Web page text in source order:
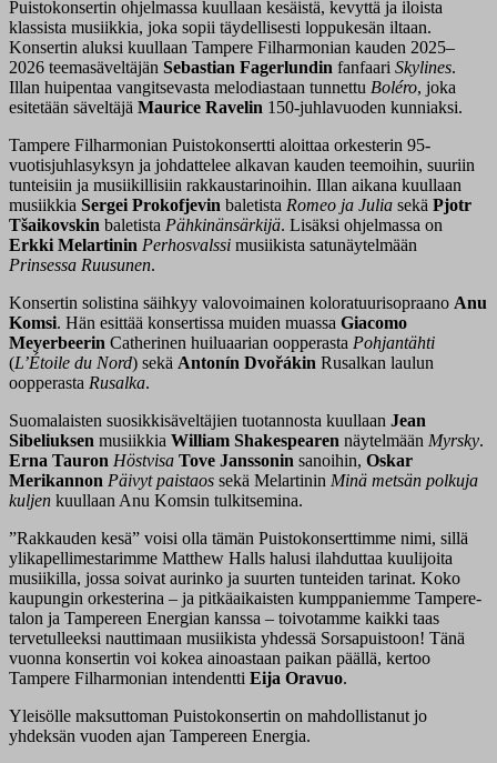
Puistokonsertin ohjelmassa kuullaan kesäistä, kevyttä ja iloista
klassista musiikkia, joka sopii täydellisesti loppukesän iltaan.
Konsertin aluksi kuullaan Tampere Filharmonian kauden 2025–
2026 teemasäveltäjän Sebastian Fagerlundin fanfaari Skylines.
Illan huipentaa vangitsevasta melodiastaan tunnettu Boléro, joka
esitetään säveltäjä Maurice Ravelin 150-juhlavuoden kunniaksi.
Tampere Filharmonian Puistokonsertti aloittaa orkesterin 95-
vuotisjuhlasyksyn ja johdattelee alkavan kauden teemoihin, suuriin
tunteisiin ja musiikillisiin rakkaustarinoihin. Illan aikana kuullaan
musiikkia Sergei Prokofjevin baletista Romeo ja Julia sekä Pjotr
Tšaikovskin baletista Pähkinänsärkijä. Lisäksi ohjelmassa on
Erkki Melartinin Perhosvalssi musiikista satunäytelmään
Prinsessa Ruusunen.
Konsertin solistina säihkyy valovoimainen koloratuurisopraano Anu
Komsi. Hän esittää konsertissa muiden muassa Giacomo
Meyerbeerin Catherinen huiluaarian oopperasta Pohjantähti
(L’Étoile du Nord) sekä Antonín Dvořákin Rusalkan laulun
oopperasta Rusalka.
Suomalaisten suosikkisäveltäjien tuotannosta kuullaan Jean
Sibeliuksen musiikkia William Shakespearen näytelmään Myrsky.
Erna Tauron Höstvisa Tove Janssonin sanoihin, Oskar
Merikannon Päivyt paistaos sekä Melartinin Minä metsän polkuja
kuljen kuullaan Anu Komsin tulkitsemina.
”Rakkauden kesä” voisi olla tämän Puistokonserttimme nimi, sillä
ylikapellimestarimme Matthew Halls halusi ilahduttaa kuulijoita
musiikilla, jossa soivat aurinko ja suurten tunteiden tarinat. Koko
kaupungin orkesterina – ja pitkäaikaisten kumppaniemme Tampere-
talon ja Tampereen Energian kanssa – toivotamme kaikki taas
tervetulleeksi nauttimaan musiikista yhdessä Sorsapuistoon! Tänä
vuonna konsertin voi kokea ainoastaan paikan päällä, kertoo
Tampere Filharmonian intendentti Eija Oravuo.
Yleisölle maksuttoman Puistokonsertin on mahdollistanut jo
yhdeksän vuoden ajan Tampereen Energia.